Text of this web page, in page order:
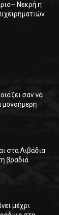
Νεκρή η
σαν να
μονοήμερη
στα Λιβάδια
βραδιά
μέχρι